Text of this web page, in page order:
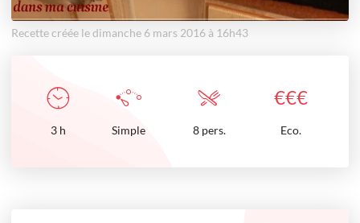
Recette créée le dimanche 6 mars 2016 à 16h43
€€€
3 h Simple 8 pers. Eco.